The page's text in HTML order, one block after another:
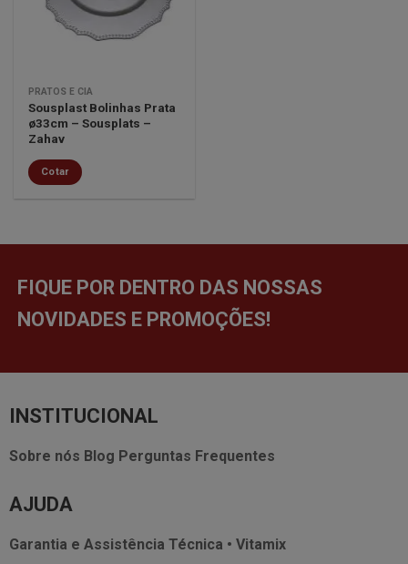
desejos
PRATOS E CIA
Sousplast Bolinhas Prata
ø33cm – Sousplats –
Zahav
Cotar
FIQUE POR DENTRO DAS NOSSAS
NOVIDADES E PROMOÇÕES!
INSTITUCIONAL
Sobre nós Blog Perguntas Frequentes
AJUDA
Garantia e Assistência Técnica • Vitamix